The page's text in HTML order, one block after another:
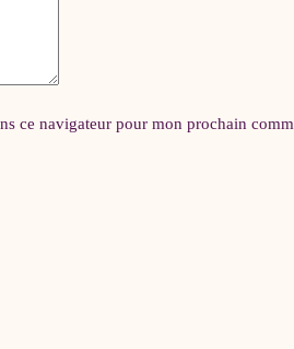
ce navigateur pour mon prochain